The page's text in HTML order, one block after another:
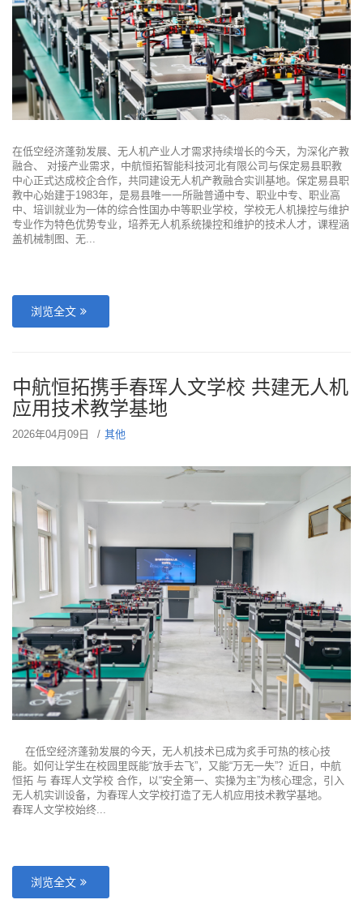
在低空经济蓬勃发展、无人机产业人才需求持续增长的今天，为深化产教
融合、 对接产业需求，中航恒拓智能科技河北有限公司与保定易县职教
中心正式达成校企合作，共同建设无人机产教融合实训基地。保定易县职
教中心始建于1983年，是易县唯一一所融普通中专、职业中专、职业高
中、培训就业为一体的综合性国办中等职业学校，学校无人机操控与维护
专业作为特色优势专业，培养无人机系统操控和维护的技术人才，课程涵
盖机械制图、无...
浏览全文
中航恒拓携手春珲人文学校 共建无人机
应用技术教学基地
2026年04月09日 其他
在低空经济蓬勃发展的今天，无人机技术已成为炙手可热的核心技
能。如何让学生在校园里既能“放手去飞”，又能“万无一失”？近日，中航
恒拓 与 春珲人文学校 合作，以“安全第一、实操为主”为核心理念，引入
无人机实训设备，为春珲人文学校打造了无人机应用技术教学基地。
春珲人文学校始终...
浏览全文